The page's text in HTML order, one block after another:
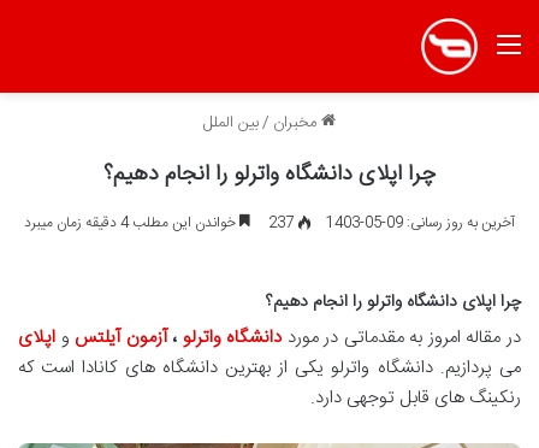
منو
مخبران /بین الملل
چرا اپلای دانشگاه واترلو را انجام دهیم؟
آخرین به روز رسانی: 09-05-1403 237 خواندن این مطلب 4 دقیقه زمان میبرد
چرا اپلای دانشگاه واترلو را انجام دهیم؟
در مقاله امروز به مقدماتی در مورددانشگاه واترلو ،آزمون آیلتس و اپلای
می پردازیم. دانشگاه واترلو یکی از بهترین دانشگاه های کانادا است که
رنکینگ های قابل توجهی دارد.